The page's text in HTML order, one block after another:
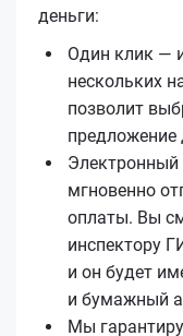
деньги:
Один клик —
нескольких
позволит
предложение
Электронный
мгновенно
оплаты. Вы
инспектору
и он будет
и бумажный
Мы